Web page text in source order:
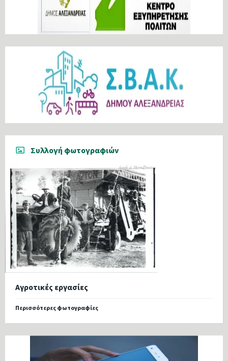
Συλλογή φωτογραφιών
Αγροτικές εργασίες
Περισσότερες φωτογραφίες